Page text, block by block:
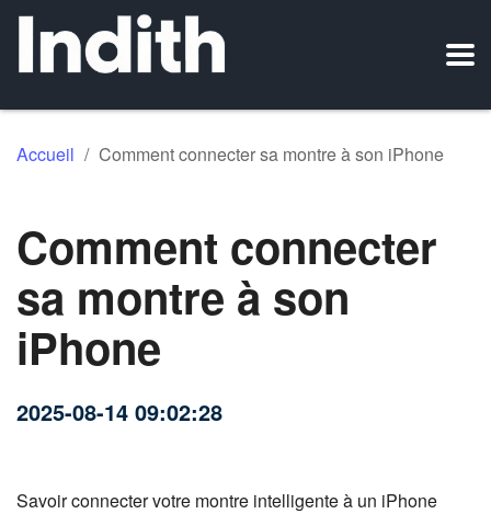
Accueil / Comment connecter sa montre à son iPhone
Comment connecter
sa montre à son
iPhone
2025-08-14 09:02:28
Savoir connecter votre montre intelligente à un iPhone